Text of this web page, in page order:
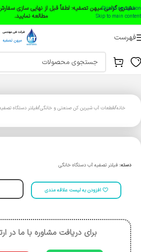
Skip to navigation
Skip to main content
مشتری گرامی میهن تصفیه: لطفاً قبل از نهایی سازی
مطالعه نمایید.
فهرست
خانه قطعات آب شیرین کن صنعتی و خانگی فیلتر دستگاه
دسته: فیلتر تصفیه آب دستگاه خانگی
افزودن به لیست علاقه مندی
برای دریافت مشاوره با ما در